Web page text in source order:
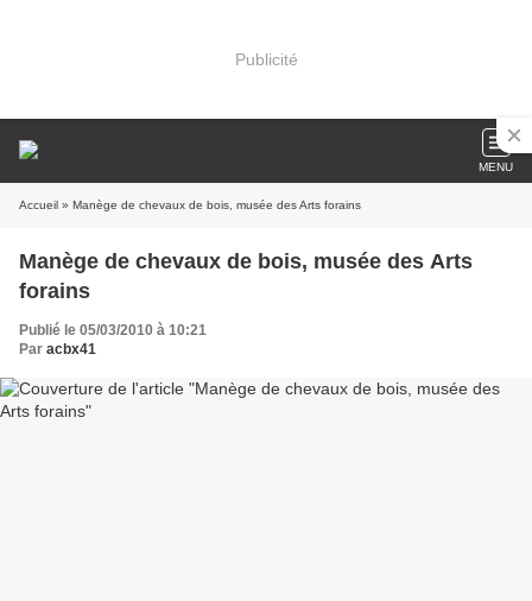
Publicité
MENU
Accueil » Manège de chevaux de bois, musée des Arts forains
Manège de chevaux de bois, musée des Arts
forains
Publié le 05/03/2010 à 10:21
Par acbx41